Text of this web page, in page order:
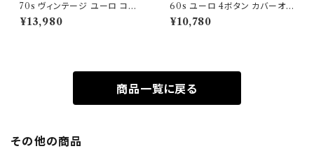
70s ヴィンテージ ユーロ コー
デュロイ セットアップ ビンテー
ジ
¥13,980
60s ユーロ 4ボタン カバーオ
ール ワークジャケット 月桂樹ボ
タン ヴィンテージ
¥10,780
商品一覧に戻る
その他の商品